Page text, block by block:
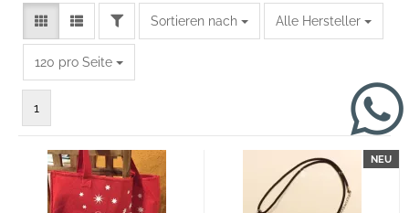
FILTERSortieren nach
Sortieren nach Alle Hersteller
120 pro Seite
pro Seite
1
NEU